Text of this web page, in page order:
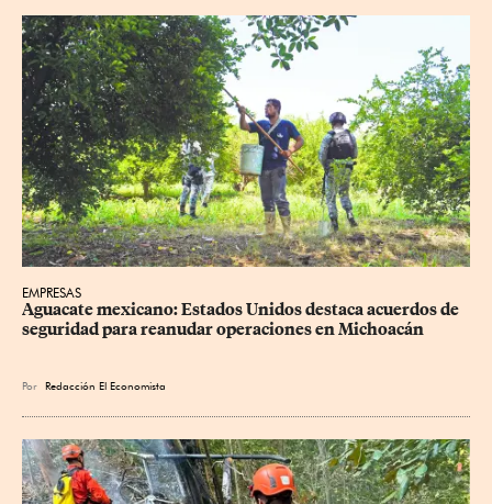
EMPRESAS
Aguacate mexicano: Estados Unidos destaca acuerdos de
seguridad para reanudar operaciones en Michoacán
Por Redacción El Economista